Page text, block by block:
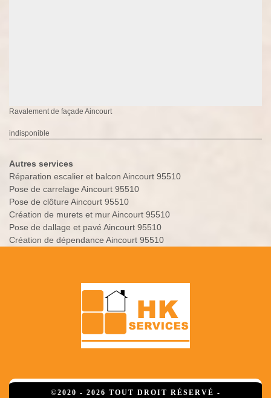
Ravalement de façade Aincourt
indisponible
Autres services
Réparation escalier et balcon Aincourt 95510
Pose de carrelage Aincourt 95510
Pose de clôture Aincourt 95510
Création de murets et mur Aincourt 95510
Pose de dallage et pavé Aincourt 95510
Création de dépendance Aincourt 95510
©2020 - 2026 TOUT DROIT RÉSERVÉ -